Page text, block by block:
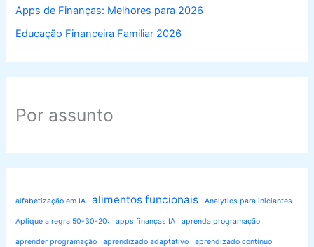
Apps de Finanças: Melhores para 2026
Educação Financeira Familiar 2026
Por assunto
alfabetização em IA alimentos funcionais Analytics para iniciantes
Aplique a regra 50-30-20: apps finanças IA aprenda programação
aprender programação aprendizado adaptativo aprendizado contínuo